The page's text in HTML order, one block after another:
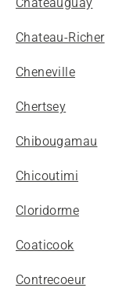
Chateau-Richer
Cheneville
Chertsey
Chibougamau
Chicoutimi
Cloridorme
Coaticook
Contrecoeur